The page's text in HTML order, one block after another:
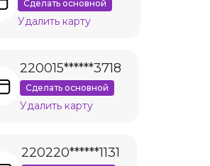
Сделать основной
Удалить карту
220015******3718
Сделать основной
Удалить карту
220220******1131